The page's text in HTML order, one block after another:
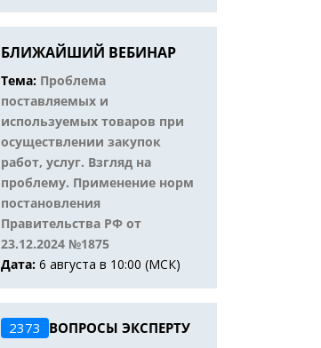
БЛИЖАЙШИЙ ВЕБИНАР
Тема: Проблема
поставляемых и
используемых товаров при
осуществлении закупок
работ, услуг. Взгляд на
проблему. Применение норм
постановления
Правительства РФ от
23.12.2024 №1875
Дата: 6 августа в 10:00 (МСК)
2373 ВОПРОСЫ ЭКСПЕРТУ